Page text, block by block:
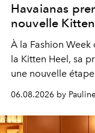
Havaianas
nouvelle
À la Fashion
la Kitten Heel, sa
une nouvelle
06.08.2026 by